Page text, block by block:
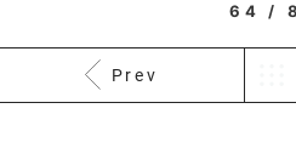
64 /
Prev